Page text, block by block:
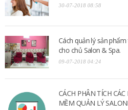
30-07-2018 08:58
Cách quản lý sản
cho chủ Salon & Spa.
09-07-2018 04:24
CÁCH PHÂN TÍCH
MỀM QUẢN LÝ